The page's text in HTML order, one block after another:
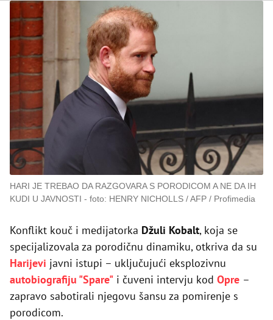
HARI JE TREBAO DA RAZGOVARA S PORODICOM A NE DA IH
KUDI U JAVNOSTI
foto: HENRY NICHOLLS / AFP / Profimedia
Konflikt kouč i medijatorka Džuli Kobalt, koja se
specijalizovala za porodičnu dinamiku, otkriva da su
Harijevi javni istupi – uključujući eksplozivnu
autobiografiju "Spare" i čuveni intervju kod Opre –
zapravo sabotirali njegovu šansu za pomirenje s
porodicom.